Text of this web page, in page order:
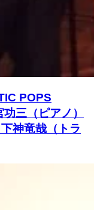
POPS
三（ピアノ）
神竜哉（トラ